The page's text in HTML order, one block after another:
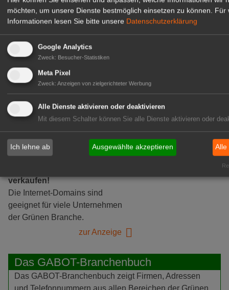
verkaufen!
Die Internet-Domains sind
geeignet für viele Unternehmen
der Grünen Branche.
zur Anzeige
Das GABOT-Branchenbuch
Das GABOT-Branchenbuch zeigt Firmen, Adressen
und Telefonnummern aus allen Bereichen der Grünen
möchten, um unsere Dienste bestmöglich einsetzen zu können. Für
Informationen lesen Sie bitte unsere Datenschutzerklärung
Google Analytics
Zweck: Besucher-Statistiken
Meta Pixel
Zweck: Anzeigen von zielgerichteter Werbung
Alle Dienste aktivieren oder deaktivieren
Mit diesem Schalter können Sie alle Dienste aktivieren oder
Ich lehne ab Ausgewählte akzeptieren Alle